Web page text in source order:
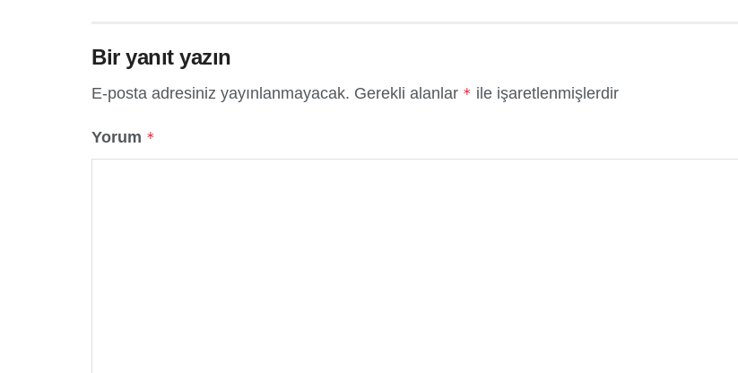
Bir yanıt yazın
E-posta adresiniz yayınlanmayacak. Gerekli alanlar * ile işaretlenmişlerdir
Yorum *